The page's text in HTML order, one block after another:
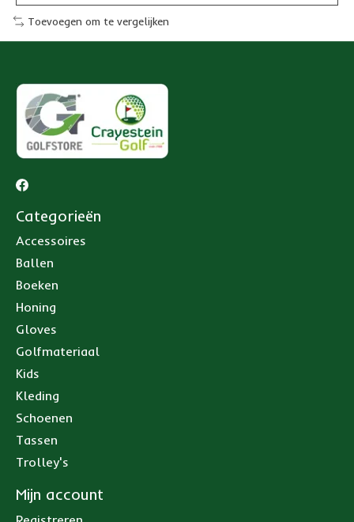
Toevoegen om te vergelijken
Categorieën
Accessoires
Ballen
Boeken
Honing
Gloves
Golfmateriaal
Kids
Kleding
Schoenen
Tassen
Trolley's
Mijn account